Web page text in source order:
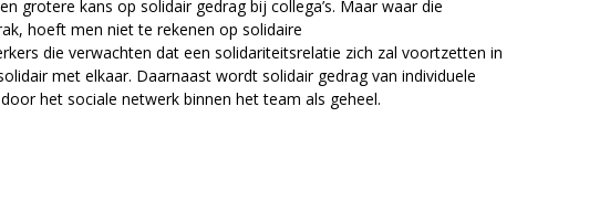
grotere kans op solidair gedrag bij collega’s. Maar waar die
hoeft men niet te rekenen op solidaire
die verwachten dat een solidariteitsrelatie zich zal voortzetten in
met elkaar. Daarnaast wordt solidair gedrag van individuele
het sociale netwerk binnen het team als geheel.